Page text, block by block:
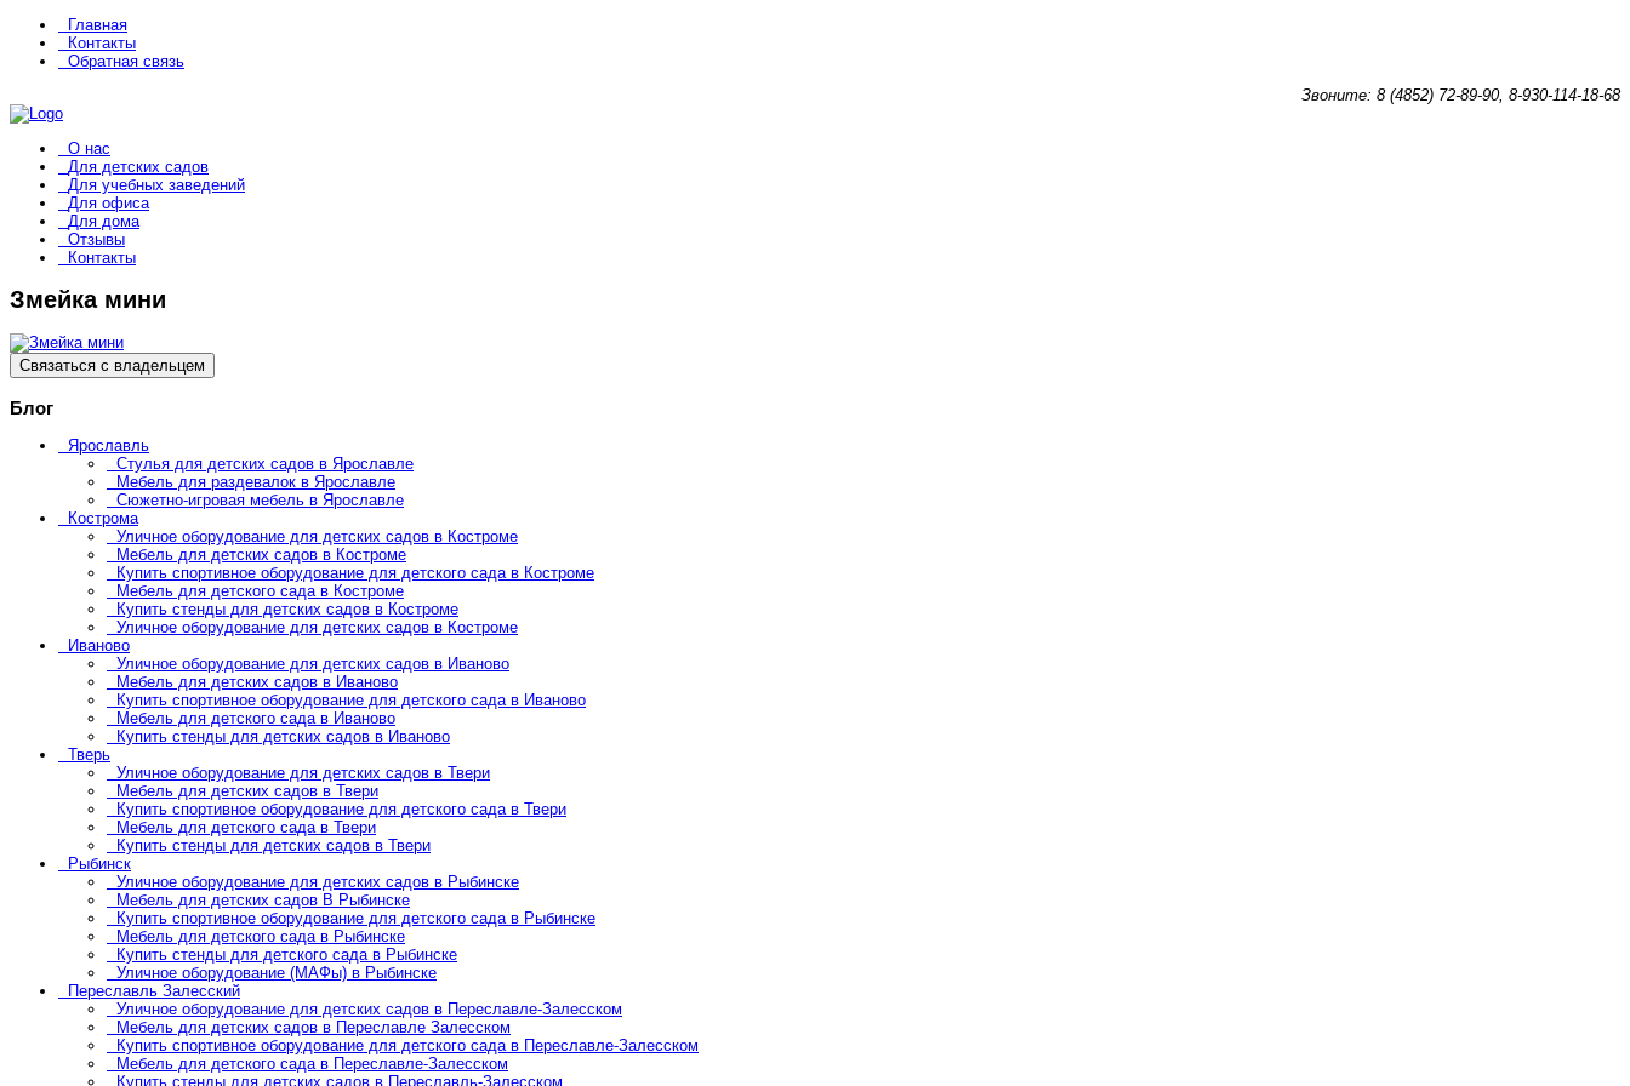
Главная
Контакты
Обратная связь
Звоните: 8 (4852) 72-89-90, 8-930-114-18-68
О нас
Для детских садов
Для учебных заведений
Для офиса
Для дома
Отзывы
Контакты
Змейка мини
Связаться с владельцем
Блог
Ярославль
Стулья для детских садов в Ярославле
Мебель для раздевалок в Ярославле
Сюжетно-игровая мебель в Ярославле
Кострома
Уличное оборудование для детских садов в Костроме
Мебель для детских садов в Костроме
Купить спортивное оборудование для детского сада в Костроме
Мебель для детского сада в Костроме
Купить стенды для детских садов в Костроме
Уличное оборудование для детских садов в Костроме
Иваново
Уличное оборудование для детских садов в Иваново
Мебель для детских садов в Иваново
Купить спортивное оборудование для детского сада в Иваново
Мебель для детского сада в Иваново
Купить стенды для детских садов в Иваново
Тверь
Уличное оборудование для детских садов в Твери
Мебель для детских садов в Твери
Купить спортивное оборудование для детского сада в Твери
Мебель для детского сада в Твери
Купить стенды для детских садов в Твери
Рыбинск
Уличное оборудование для детских садов в Рыбинске
Мебель для детских садов В Рыбинске
Купить спортивное оборудование для детского сада в Рыбинске
Мебель для детского сада в Рыбинске
Купить стенды для детского сада в Рыбинске
Уличное оборудование (МАФы) в Рыбинске
Переславль Залесский
Уличное оборудование для детских садов в Переславле-Залесском
Мебель для детских садов в Переславле Залесском
Купить спортивное оборудование для детского сада в Переславле-Залесском
Мебель для детского сада в Переславле-Залесском
Купить стенды для детских садов в Переславль-Залесском